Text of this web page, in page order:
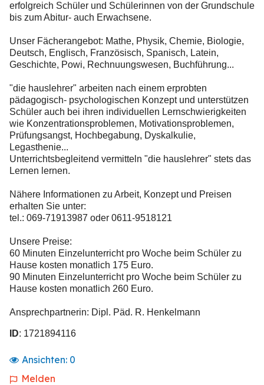
erfolgreich Schüler und Schülerinnen von der Grundschule
bis zum Abitur- auch Erwachsene.
Unser Fächerangebot: Mathe, Physik, Chemie, Biologie,
Deutsch, Englisch, Französisch, Spanisch, Latein,
Geschichte, Powi, Rechnuungswesen, Buchführung...
"die hauslehrer" arbeiten nach einem erprobten
pädagogisch- psychologischen Konzept und unterstützen
Schüler auch bei ihren individuellen Lernschwierigkeiten
wie Konzentrationsproblemen, Motivationsproblemen,
Prüfungsangst, Hochbegabung, Dyskalkulie,
Legasthenie...
Unterrichtsbegleitend vermitteln "die hauslehrer" stets das
Lernen lernen.
Nähere Informationen zu Arbeit, Konzept und Preisen
erhalten Sie unter:
tel.: 069-71913987 oder 0611-9518121
Unsere Preise:
60 Minuten Einzelunterricht pro Woche beim Schüler zu
Hause kosten monatlich 175 Euro.
90 Minuten Einzelunterricht pro Woche beim Schüler zu
Hause kosten monatlich 260 Euro.
Ansprechpartnerin: Dipl. Päd. R. Henkelmann
ID: 1721894116
Ansichten: 0
Melden